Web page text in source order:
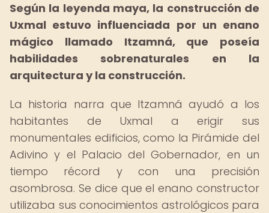
Según la leyenda maya, la construcción de
Uxmal estuvo influenciada por un enano
mágico llamado Itzamná, que poseía
habilidades sobrenaturales en la
arquitectura y la construcción.
La historia narra que Itzamná ayudó a los
habitantes de Uxmal a erigir sus
monumentales edificios, como la Pirámide del
Adivino y el Palacio del Gobernador, en un
tiempo récord y con una precisión
asombrosa. Se dice que el enano constructor
utilizaba sus conocimientos astrológicos para